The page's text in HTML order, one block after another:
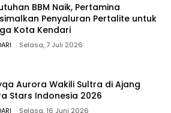
BBM Naik, Pertamina
Penyaluran Pertalite untuk
Kota Kendari
Selasa, 7 Juli 2026
Aurora Wakili Sultra di Ajang
Stars Indonesia 2026
Selasa, 16 Juni 2026